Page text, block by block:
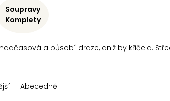
a působí draze, aniž by křičela.
Soupravy
Komplety
Abecedně